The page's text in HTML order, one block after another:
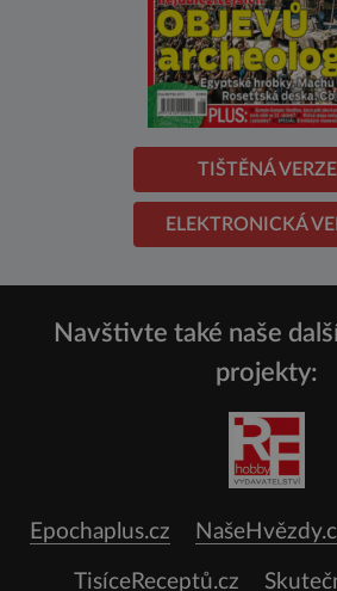
TIŠTĚNÁ VERZE
ELEKTRONICKÁ
Navštivte také naše
projekty:
Epochaplus.cz
TisíceReceptů.cz